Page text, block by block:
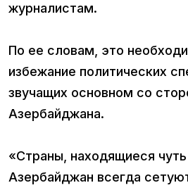
журналистам.
По ее словам, это
избежание политических
звучащих основном со
Азербайджана.
«Страны, находящиеся
Азербайджан всегда